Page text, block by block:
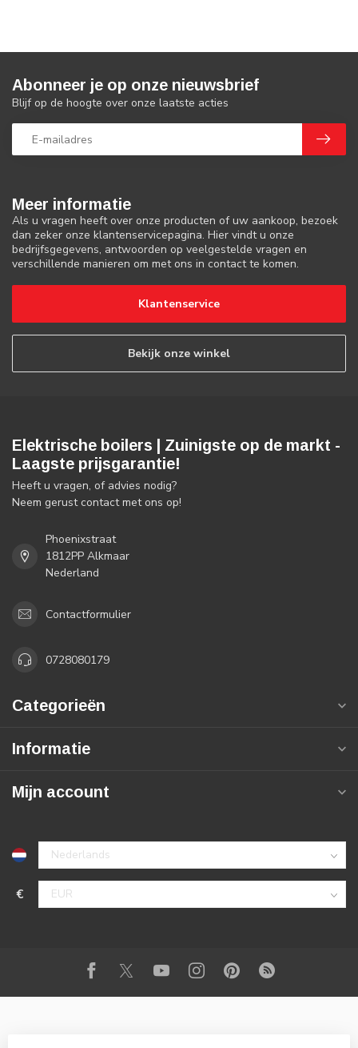
Meer informatie
Als u vragen heeft over onze producten of uw aankoop, bezoek
dan zeker onze klantenservicepagina. Hier vindt u onze
bedrijfsgegevens, antwoorden op veelgestelde vragen en
verschillende manieren om met ons in contact te komen.
Klantenservice
Bekijk onze winkel
Abonneer je op onze nieuwsbrief
Blijf op de hoogte over onze laatste acties
Elektrische boilers | Zuinigste op de markt -
Laagste prijsgarantie!
Heeft u vragen, of advies nodig?
Neem gerust contact met ons op!
Phoenixstraat
1812PP Alkmaar
Nederland
Contactformulier
0728080179
Categorieën
Informatie
Mijn account
€